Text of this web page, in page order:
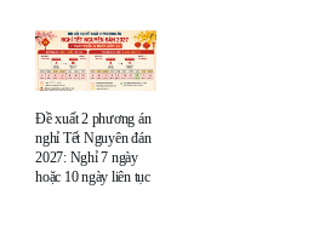
Đề xuất 2 phương án
nghỉ Tết Nguyên đán
2027: Nghỉ 7 ngày
hoặc 10 ngày liên tục